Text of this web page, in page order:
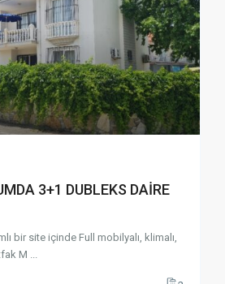
3+1 DUBLEKS DAİRE
bir site içinde Full mobilyalı, klimalı,
M